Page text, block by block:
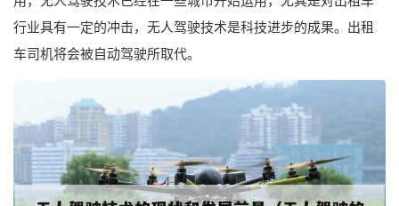
行业具有一定的冲击，无人驾驶技术是科技进步的成果。出租
车司机将会被自动驾驶所取代。